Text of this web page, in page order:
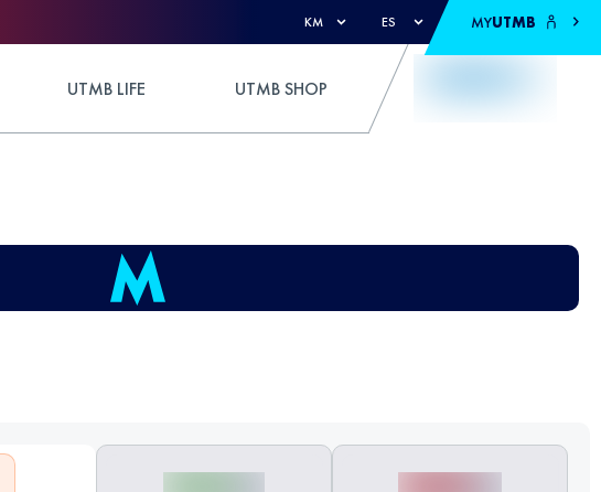
KM ES MYUTMB
UTMB LIFE UTMB SHOP